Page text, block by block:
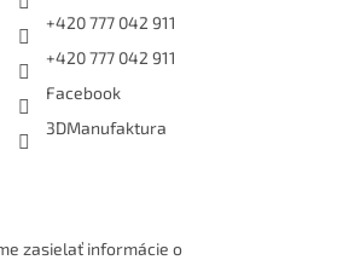
+420 777 042 911
+420 777 042 911
Facebook
3DManufaktura
zasielať informácie o